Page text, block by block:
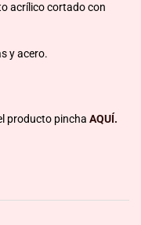
acrílico cortado con
y acero.
producto pincha AQUÍ.